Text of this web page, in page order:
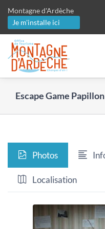
contenu
Montagne d'Ardèche
Je m'installe ici
Escape Game
Photos
Localisation